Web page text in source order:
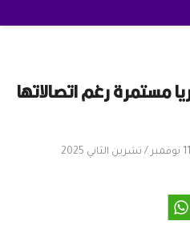
مستمرة رغم اتصالاتها